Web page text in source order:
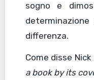
sogno e
differenza.
Come disse Nick
a book by its